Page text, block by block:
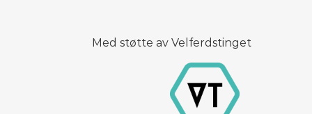
Med støtte av Velferdstinget